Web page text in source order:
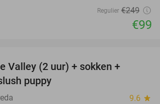
Regulier €249
€99
Valley (2 uur) + sokken +
puppy
9.6 star